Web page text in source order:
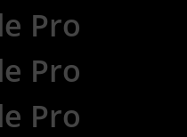
Pro
Pro
Pro